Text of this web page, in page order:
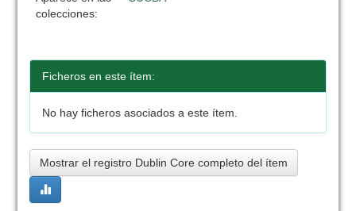
colecciones:
Ficheros en este ítem:
No hay ficheros asociados a este ítem.
Mostrar el registro Dublin Core completo del ítem